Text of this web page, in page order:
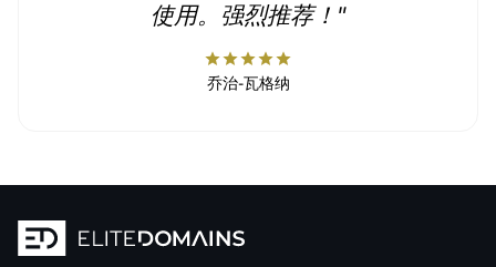
使用。强烈推荐！"
starstarstarstarstar
乔治-瓦格纳